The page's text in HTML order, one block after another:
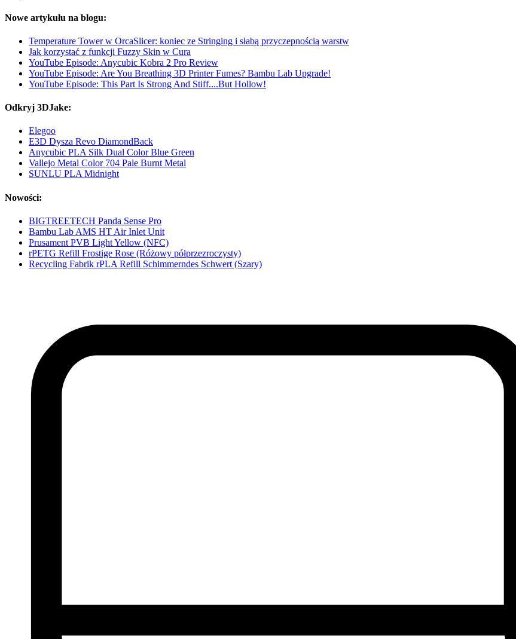
Nowe artykułu na blogu:
Temperature Tower w OrcaSlicer: koniec ze Stringing i słabą przyczepnością warstw
Jak korzystać z funkcji Fuzzy Skin w Cura
YouTube Episode: Anycubic Kobra 2 Pro Review
YouTube Episode: Are You Breathing 3D Printer Fumes? Bambu Lab Upgrade!
YouTube Episode: This Part Is Strong And Stiff....But Hollow!
Odkryj 3DJake:
Elegoo
E3D Dysza Revo DiamondBack
Anycubic PLA Silk Dual Color Blue Green
Vallejo Metal Color 704 Pale Burnt Metal
SUNLU PLA Midnight
Nowości:
BIGTREETECH Panda Sense Pro
Bambu Lab AMS HT Air Inlet Unit
Prusament PVB Light Yellow (NFC)
rPETG Refill Frostige Rose (Różowy półprzezroczysty)
Recycling Fabrik rPLA Refill Schimmerndes Schwert (Szary)